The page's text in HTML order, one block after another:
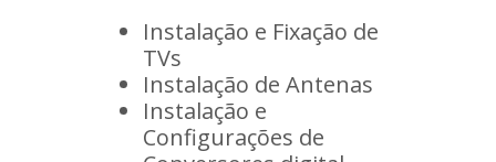
Instalação e Fixação de
TVs
Instalação de Antenas
Instalação e
Configurações de